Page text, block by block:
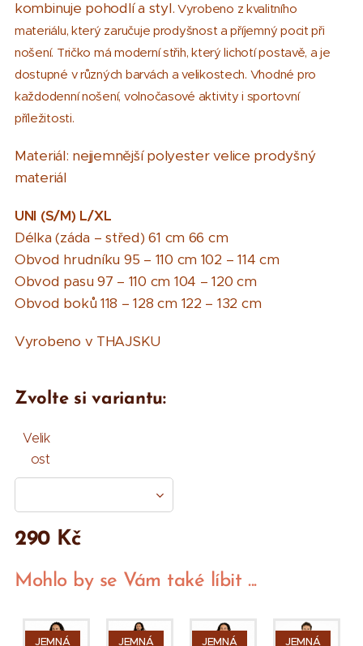
kombinuje pohodlí a styl. Vyrobeno z kvalitního
materiálu, který zaručuje prodyšnost a příjemný pocit při
nošení. Tričko má moderní střih, který lichotí postavě, a je
dostupné v různých barvách a velikostech. Vhodné pro
každodenní nošení, volnočasové aktivity i sportovní
příležitosti.
Materiál: nejjemnější polyester velice prodyšný
materiál
UNI (S/M) L/XL
Délka (záda – střed) 61 cm 66 cm
Obvod hrudníku 95 – 110 cm 102 – 114 cm
Obvod pasu 97 – 110 cm 104 – 120 cm
Obvod boků 118 – 128 cm 122 – 132 cm
Vyrobeno v THAJSKU
Zvolte si variantu:
Velik
ost
290 Kč
Mohlo by se Vám také líbit ...